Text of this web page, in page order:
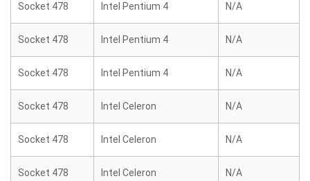
Socket 478 Intel Pentium 4 N/A
Socket 478 Intel Pentium 4 N/A
Socket 478 Intel Pentium 4 N/A
Socket 478 Intel Celeron N/A
Socket 478 Intel Celeron N/A
Socket 478 Intel Celeron N/A